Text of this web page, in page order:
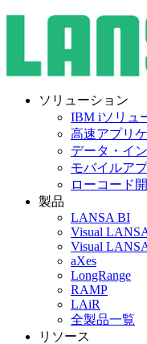
ソリューション
IBM iソリュ
高速アプリ
データ・イ
モバイルア
ローコード
製品
LANSA BI
Visual
Visual
aXes
LongRange
RAMP
LAiR
全製品一覧
リソース